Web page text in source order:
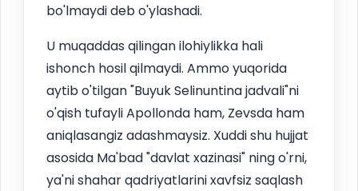
bo'lmaydi deb o'ylashadi.
U muqaddas qilingan ilohiylikka hali
ishonch hosil qilmaydi. Ammo yuqorida
aytib o'tilgan "Buyuk Selinuntina jadvali"ni
o'qish tufayli Apollonda ham, Zevsda ham
aniqlasangiz adashmaysiz. Xuddi shu hujjat
asosida Ma'bad "davlat xazinasi" ning o'rni,
ya'ni shahar qadriyatlarini xavfsiz saqlash